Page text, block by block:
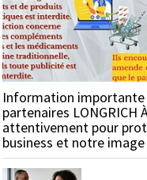
Information importante
partenaires LONGRICH
attentivement pour
business et notre